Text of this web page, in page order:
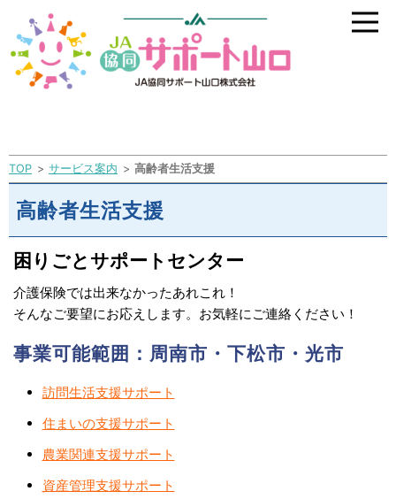
TOP サービス案内 高齢者生活支援
高齢者生活支援
困りごとサポートセンター
介護保険では出来なかったあれこれ！
そんなご要望にお応えします。お気軽にご連絡ください！
事業可能範囲：周南市・下松市・光市
訪問生活支援サポート
住まいの支援サポート
農業関連支援サポート
資産管理支援サポート